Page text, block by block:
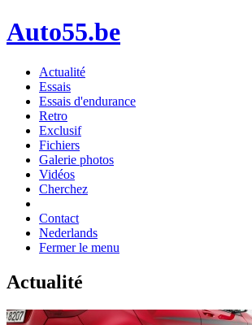
Auto55.be
Actualité
Essais
Essais d'endurance
Retro
Exclusif
Fichiers
Galerie photos
Vidéos
Cherchez
Contact
Nederlands
Fermer le menu
Actualité